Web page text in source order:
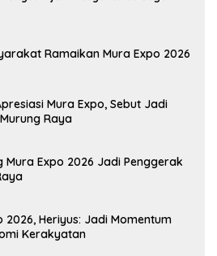
Ramaikan Mura Expo 2026
Mura Expo, Sebut Jadi
Raya
Mura Expo 2026 Jadi Penggerak
2026, Heriyus: Jadi Momentum
Kerakyatan